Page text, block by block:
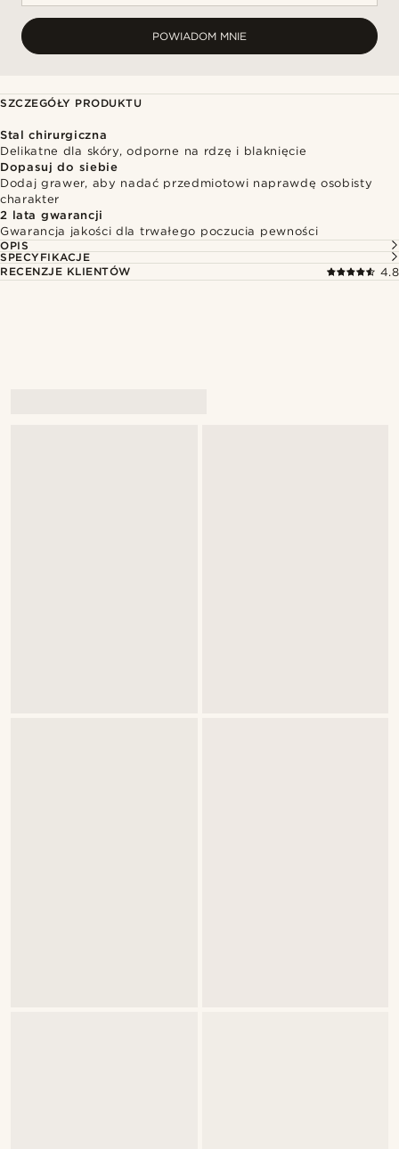
POWIADOM MNIE
SZCZEGÓŁY PRODUKTU
Stal chirurgiczna
Delikatne dla skóry, odporne na rdzę i blaknięcie
Dopasuj do siebie
Dodaj grawer, aby nadać przedmiotowi naprawdę osobisty
charakter
2 lata gwarancji
Gwarancja jakości dla trwałego poczucia pewności
OPIS
SPECYFIKACJE
RECENZJE KLIENTÓW
4.8